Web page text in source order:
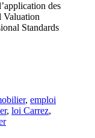
des
Valuation
Standards
, emploi
, loi Carrez,